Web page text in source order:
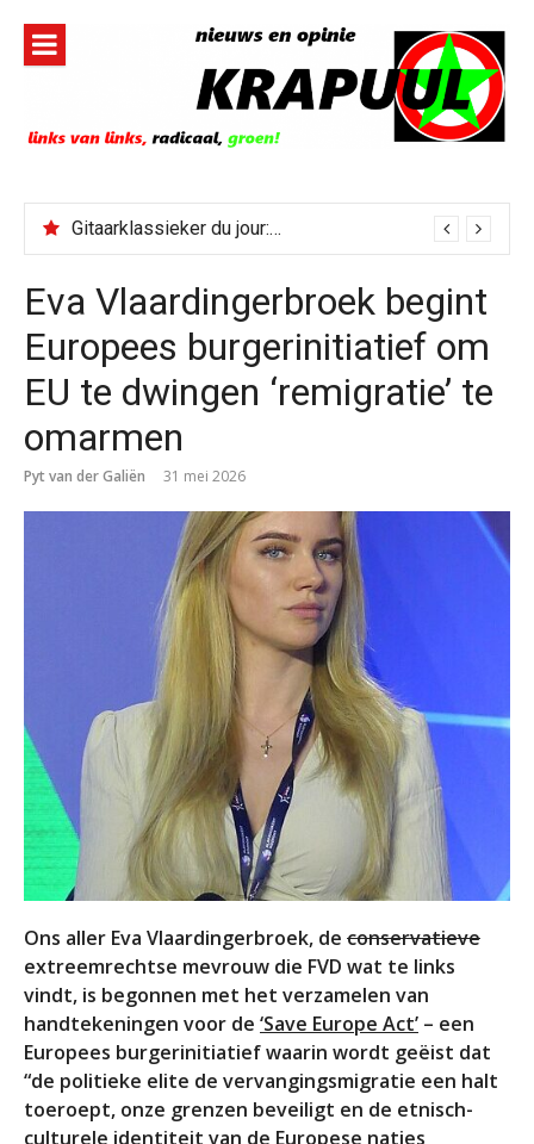
inhoud
Gitaarklassieker du jour: Paris, Texas/Cold Was The Night, Hard Was The Ground
Eva Vlaardingerbroek begint
Europees burgerinitiatief om
EU te dwingen ‘remigratie’ te
omarmen
Pyt van der Galiën 31 mei 2026
Ons aller Eva Vlaardingerbroek, de conservatieve
extreemrechtse mevrouw die FVD wat te links
vindt, is begonnen met het verzamelen van
handtekeningen voor de ‘Save Europe Act’ – een
Europees burgerinitiatief waarin wordt geëist dat
“de politieke elite de vervangingsmigratie een halt
toeroept, onze grenzen beveiligt en de etnisch-
culturele identiteit van de Europese naties